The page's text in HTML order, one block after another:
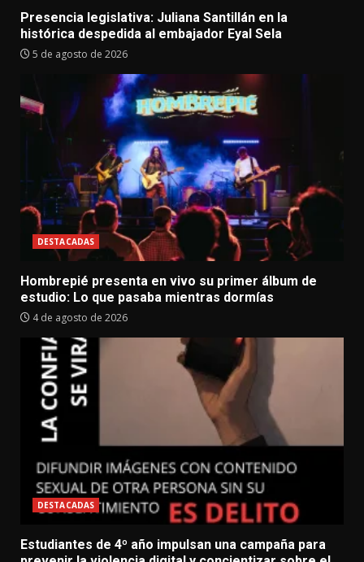
Presencia legislativa: Juliana Santillán en la
histórica despedida al embajador Eyal Sela
5 de agosto de 2026
DESTACADAS
Hombrepié presenta en vivo su primer álbum de
estudio: Lo que pasaba mientras dormías
4 de agosto de 2026
DESTACADAS
Estudiantes de 4º año impulsan una campaña para